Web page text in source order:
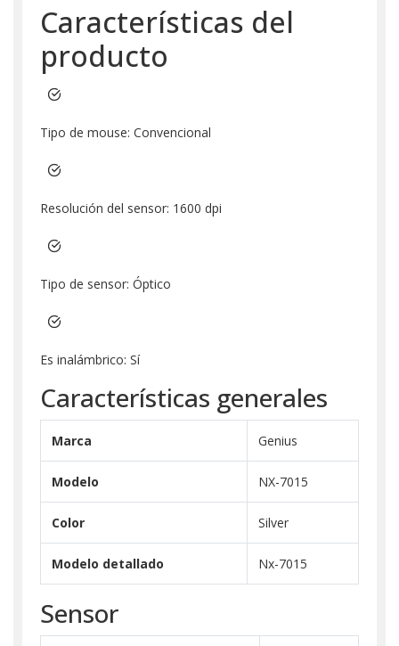
Características del
producto
Tipo de mouse: Convencional
Resolución del sensor: 1600 dpi
Tipo de sensor: Óptico
Es inalámbrico: Sí
Características generales
Marca Genius
Modelo NX-7015
Color Silver
Modelo detallado Nx-7015
Sensor